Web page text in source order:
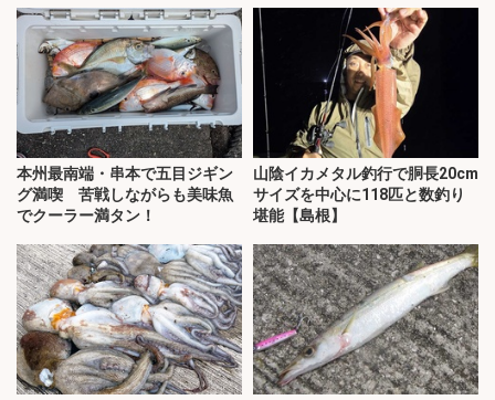
本州最南端・串本で五目ジギン
グ満喫 苦戦しながらも美味魚
でクーラー満タン！
山陰イカメタル釣行で胴長20cm
サイズを中心に118匹と数釣り
堪能【島根】